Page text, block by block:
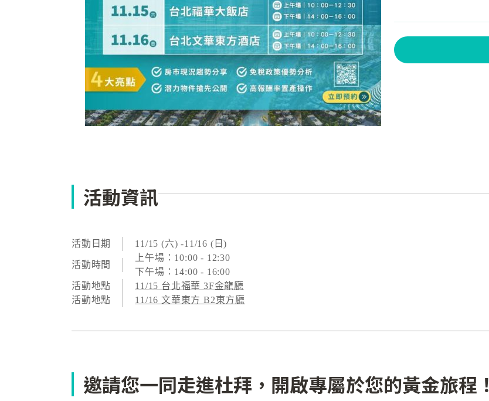
活動資訊
活動日期 11/15 (六) -11/16 (日)
活動時間
上午場：10:00 - 12:30
下午場：14:00 - 16:00
活動地點
11/15 台北福華 3F金龍廳
活動地點
11/16 文華東方 B2東方廳
邀請您一同走進杜拜，開啟專屬於您的黃金旅程！